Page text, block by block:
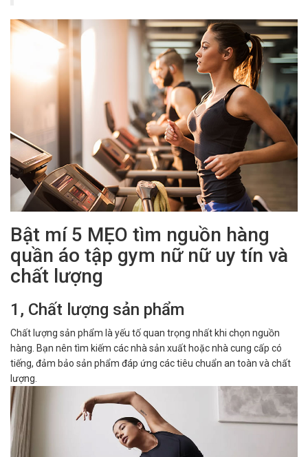
Bật mí 5 MẸO tìm nguồn hàng
quần áo tập gym nữ nữ uy tín và
chất lượng
1, Chất lượng sản phẩm
Chất lượng sản phẩm là yếu tố quan trọng nhất khi chọn nguồn
hàng. Bạn nên tìm kiếm các nhà sản xuất hoặc nhà cung cấp có
tiếng, đảm bảo sản phẩm đáp ứng các tiêu chuẩn an toàn và chất
lượng.